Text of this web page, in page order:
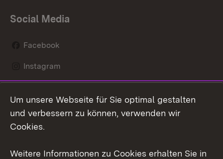
Social Media
Facebook
Instagram
Social Wall
Youtube
Um unsere Webseite für Sie optimal gestalten
und verbessern zu können, verwenden wir
Cookies.
Weitere Informationen zu Cookies erhalten Sie in